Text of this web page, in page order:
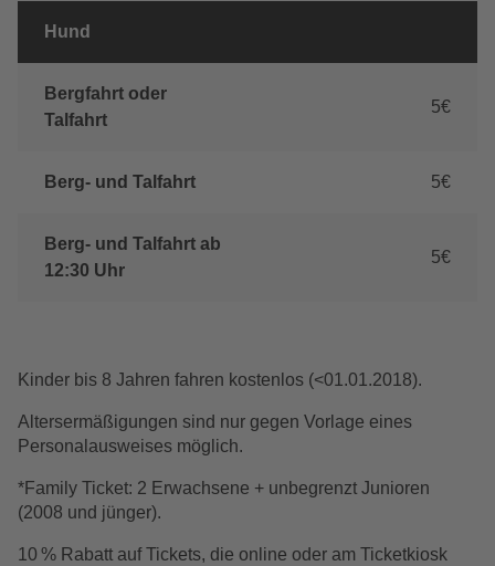
Hund
Bergfahrt oder
Talfahrt
5€
Berg- und Talfahrt 5€
Berg- und Talfahrt ab
12:30 Uhr
5€
Kinder bis 8 Jahren fahren kostenlos (<01.01.2018).
Altersermäßigungen sind nur gegen Vorlage eines
Personalausweises möglich.
*Family Ticket: 2 Erwachsene + unbegrenzt Junioren
(2008 und jünger).
10 % Rabatt auf Tickets, die online oder am Ticketkiosk